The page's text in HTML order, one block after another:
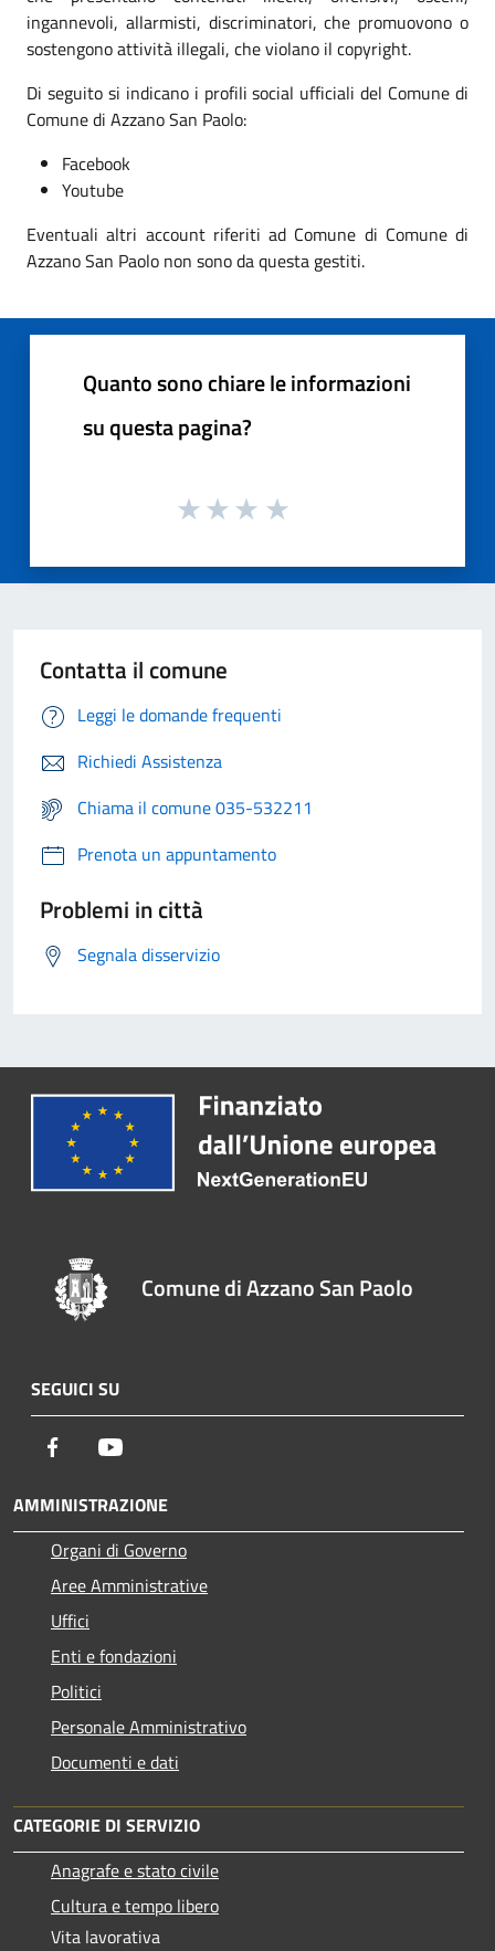
ingannevoli, allarmisti, discriminatori, che promuovono o
sostengono attività illegali, che violano il copyright.
Di seguito si indicano i profili social ufficiali del Comune di
Comune di Azzano San Paolo:
Facebook
Youtube
Eventuali altri account riferiti ad Comune di Comune di
Azzano San Paolo non sono da questa gestiti.
Quanto sono chiare le informazioni
su questa pagina?
Contatta il comune
Leggi le domande frequenti
Richiedi Assistenza
Chiama il comune 035-532211
Prenota un appuntamento
Problemi in città
Segnala disservizio
Comune di Azzano San Paolo
SEGUICI SU
Facebook
AMMINISTRAZIONE
Organi di Governo
Aree Amministrative
Uffici
Enti e fondazioni
Politici
Personale Amministrativo
Documenti e dati
CATEGORIE DI SERVIZIO
Anagrafe e stato civile
Cultura e tempo libero
Vita lavorativa